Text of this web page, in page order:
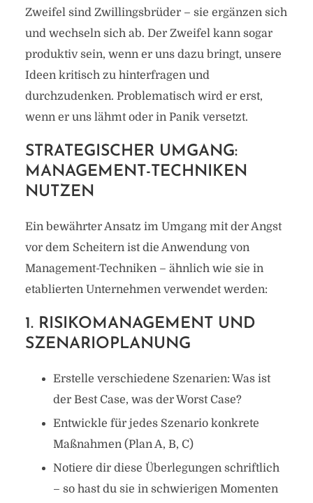
Zweifel sind Zwillingsbrüder – sie ergänzen sich
und wechseln sich ab. Der Zweifel kann sogar
produktiv sein, wenn er uns dazu bringt, unsere
Ideen kritisch zu hinterfragen und
durchzudenken. Problematisch wird er erst,
wenn er uns lähmt oder in Panik versetzt.
STRATEGISCHER UMGANG:
MANAGEMENT-TECHNIKEN
NUTZEN
Ein bewährter Ansatz im Umgang mit der Angst
vor dem Scheitern ist die Anwendung von
Management-Techniken – ähnlich wie sie in
etablierten Unternehmen verwendet werden:
1. RISIKOMANAGEMENT UND
SZENARIOPLANUNG
Erstelle verschiedene Szenarien: Was ist
der Best Case, was der Worst Case?
Entwickle für jedes Szenario konkrete
Maßnahmen (Plan A, B, C)
Notiere dir diese Überlegungen schriftlich
– so hast du sie in schwierigen Momenten